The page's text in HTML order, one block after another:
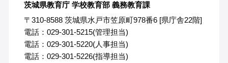
茨城県教育庁 学校教育部 義務教育課
〒310-8588 茨城県水戸市笠原町978番6 [県庁舎22階]
電話：029-301-5215(管理担当)
電話：029-301-5220(人事担当)
電話：029-301-5226(指導担当)